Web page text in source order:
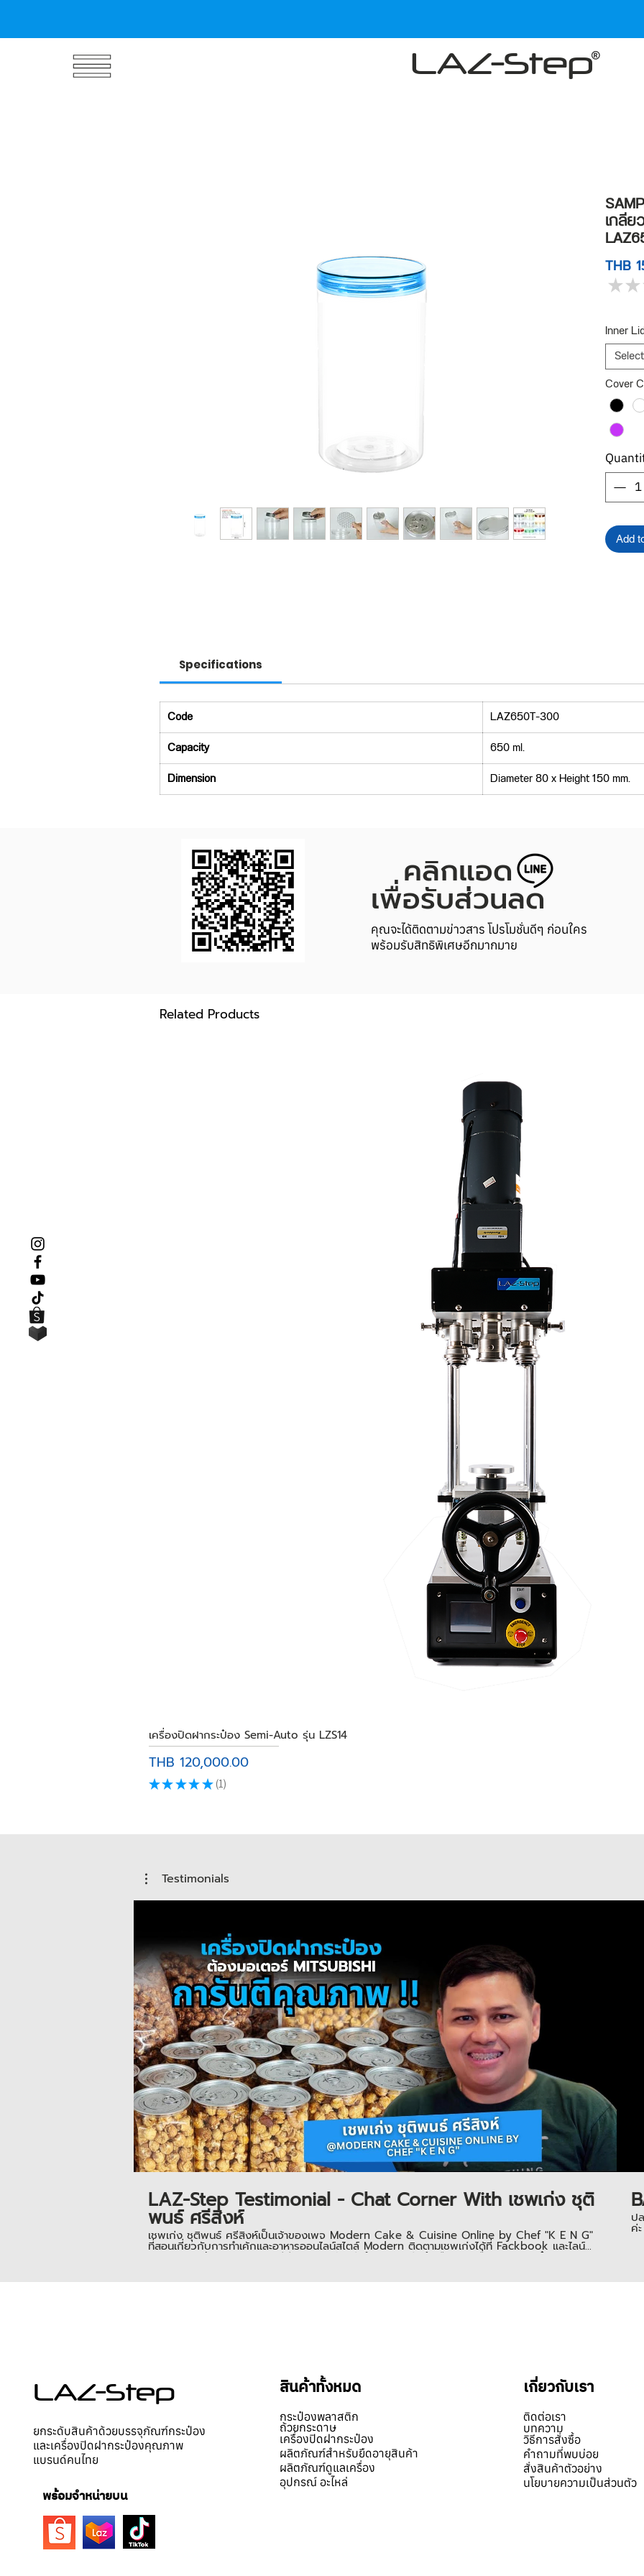
LAZ-Step
เกลีย
THB
★ ★
Inner
Select
Cover
Add
Specifications
Code
LAZ650T-300
Capacity
650 ml.
Dimension
Diameter 80 x Height 150 mm.
คลิกแอด
เพื่อรับส่วนลด
คุณจะได้ติดตามข่าวสาร โปรโมชั่นดีๆ ก่อนใคร
พร้อมรับสิทธิพิเศษอีกมากมาย
Testimonials
Play Video
LAZ-Step Testimonial - Chat Corner With เชพเก่ง ชุติ
พนธ์ ศรีสิงห์
เชพเก่ง ชุติพนธ์ ศรีสิงห์เป็นเจ้าของเพจ Modern Cake & Cuisine Online by Chef "K E N G"
ที่สอนเกี่ยวกับการทำเค้กและอาหารออนไลน์สไตล์ Modern ติดตามเชพเก่งได้ที่ Fackbook และไลน์
@marinycake เลยนะคะ กดวีดีโอเข้าไปดูกัน ว่าทำไม เชพเก่งถึงเลือกให้เครื่องปิดฝากระป๋องของลาซส
ป
ค่
Related Products
เครื่องปิดฝากระป๋อง Semi-Auto รุ่น LZS14
Price
THB 120,000.00
★ ★ ★ ★ ★ 1
1
LAZ-Step
ยกระดับสินค้าด้วยบรรจุภัณฑ์กระป๋อง
และเครื่องปิดฝากระป๋องคุณภาพ
แบรนด์คนไทย
พร้อมจำหน่ายบน
สินค้าทั้งหมด
กระป๋องพลาสติก
ถ้วยกระดาษ
เครื่องปิดฝากระป๋อง
ผลิตภัณฑ์สำหรับยืดอายุสินค้า
ผลิตภัณฑ์ดูแลเครื่อง
อุปกรณ์ อะไหล่
เกี่ยวกับเรา
วิธีการสั่งซื้อ
ติดต่อเรา
บทความ
คำถามที่พบบ่อย
สั่งสินค้าตัวอย่าง
นโยบายความเป็นส่วนตัว